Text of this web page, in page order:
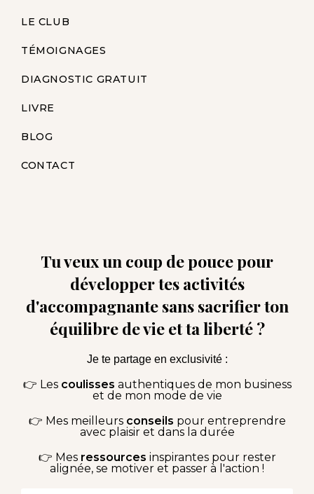
LE CLUB
TÉMOIGNAGES
DIAGNOSTIC GRATUIT
LIVRE
BLOG
CONTACT
Tu veux un coup de pouce pour
développer tes activités
d'accompagnante sans sacrifier ton
équilibre de vie et ta liberté ?
Je te partage en exclusivité :
👉 Les coulisses authentiques de mon business
et de mon mode de vie
👉 Mes meilleurs conseils pour entreprendre
avec plaisir et dans la durée
👉 Mes ressources inspirantes pour rester
alignée, se motiver et passer à l'action !